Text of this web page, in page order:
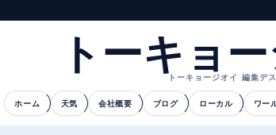
トーキョ
トーキョージオイ 編集デ
ホーム 天気 会社概要 ブログ ローカル ワー